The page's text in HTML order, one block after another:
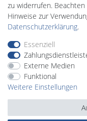
Impressum
zu widerrufen.
Hinweise zur
Daten­schutz­erklärung.
Essenziell
Externe Medien
Funktional
Weitere Einstellungen